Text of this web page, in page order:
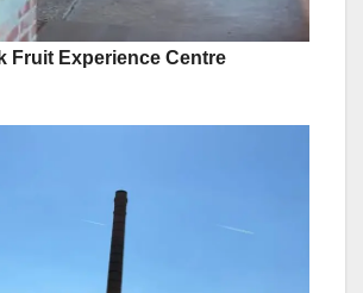
Fruit Experience Centre